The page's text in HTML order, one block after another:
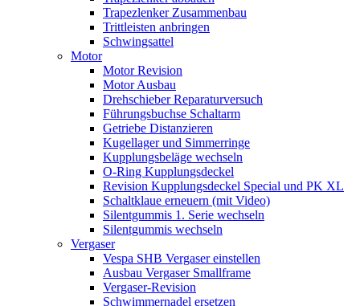
Trapezlenker Zusammenbau
Trittleisten anbringen
Schwingsattel
Motor
Motor Revision
Motor Ausbau
Drehschieber Reparaturversuch
Führungsbuchse Schaltarm
Getriebe Distanzieren
Kugellager und Simmerringe
Kupplungsbeläge wechseln
O-Ring Kupplungsdeckel
Revision Kupplungsdeckel Special und PK XL
Schaltklaue erneuern (mit Video)
Silentgummis 1. Serie wechseln
Silentgummis wechseln
Vergaser
Vespa SHB Vergaser einstellen
Ausbau Vergaser Smallframe
Vergaser-Revision
Schwimmernadel ersetzen